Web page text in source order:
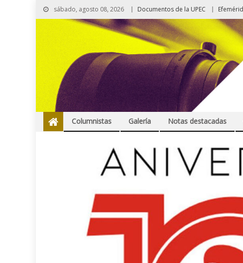
sábado, agosto 08, 2026 Documentos de la UPEC
Columnistas Galería Notas destacadas